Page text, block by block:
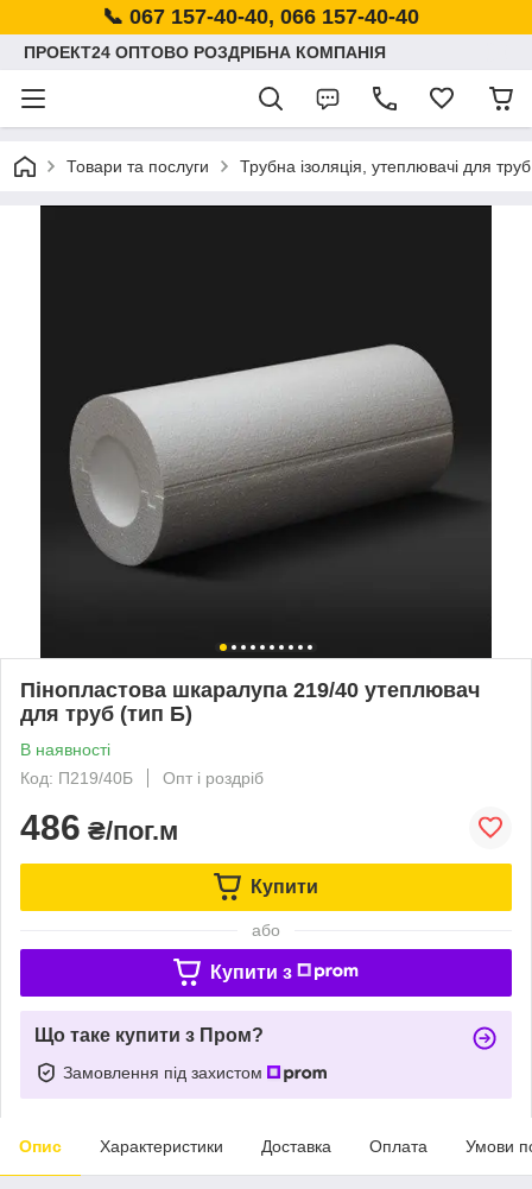
📞 067 157-40-40, 066 157-40-40
ПРОЕКТ24 ОПТОВО РОЗДРІБНА КОМПАНІЯ
Товари та послуги Трубна ізоляція, утеплювачі для труб
Пінопластова шкаралупа 219/40 утеплювач
для труб (тип Б)
В наявності
Код: П219/40Б
Опт і роздріб
486 ₴/пог.м
Купити
або
Купити з
Що таке купити з Пром?
Замовлення під захистом
Опис Характеристики Доставка Оплата Умови